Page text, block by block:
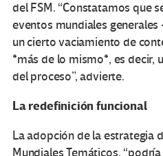
del FSM. “Constatamos que
eventos mundiales
un cierto vaciamiento de
*más de lo mismo*, es decir,
del proceso”, advierte.
La redefinición funcional
La adopción de la estrategia